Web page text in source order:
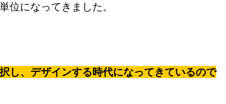
位になってきました。
し、デザインする時代になってきているので